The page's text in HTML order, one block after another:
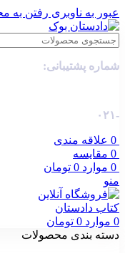
عبور به ناوبری رفتن به
شماره پشتیبانی:
-۰۲۱
0 علاقه مندی
0 مقایسه
0 موارد 0 تومان
منو
0 موارد 0 تومان
دسته بندی محصولات